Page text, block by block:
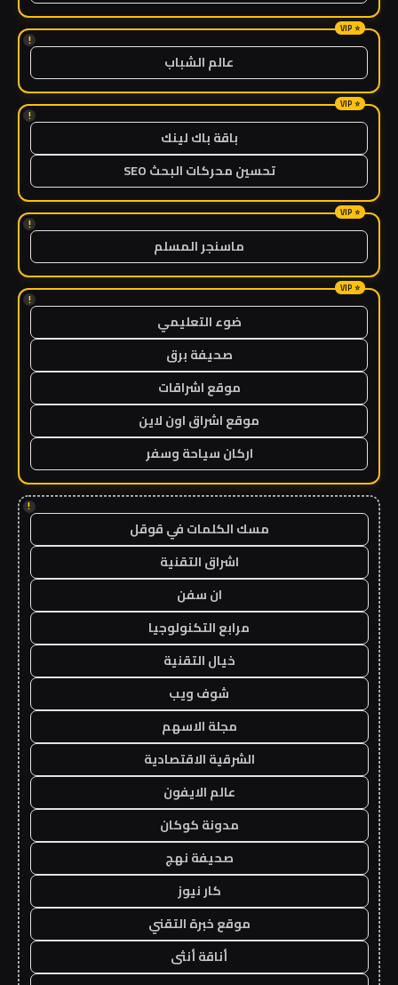
!
عالم الشباب
!
باقة باك لينك
تحسين محركات البحث SEO
!
ماسنجر المسلم
!
ضوء التعليمي
صحيفة برق
موقع اشراقات
موقع اشراق اون لاين
اركان سياحة وسفر
!
مسك الكلمات في قوقل
اشراق التقنية
ان سفن
مرابع التكنولوجيا
خيال التقنية
شوف ويب
مجلة الاسهم
الشرقية الاقتصادية
عالم الايفون
مدونة كوكان
صحيفة نهج
كار نيوز
موقع خبرة التقني
أناقة أنثى